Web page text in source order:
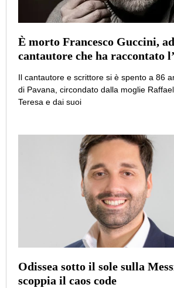
È morto Francesco Guccini,
cantautore che ha raccontato
Il cantautore e scrittore si è spento a 86
di Pavana, circondato dalla moglie
Teresa e dai suoi
Odissea sotto il sole sulla
scoppia il caos code